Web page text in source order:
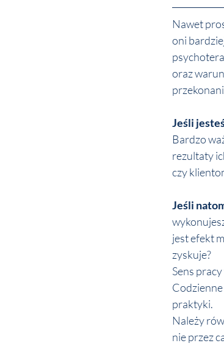
Nawet
oni
oraz
Jeśli
Bardzo
rezultaty
czy
Jeśli
jest efekt
zyskuje?
Sens
praktyki.
Należy
nie przez